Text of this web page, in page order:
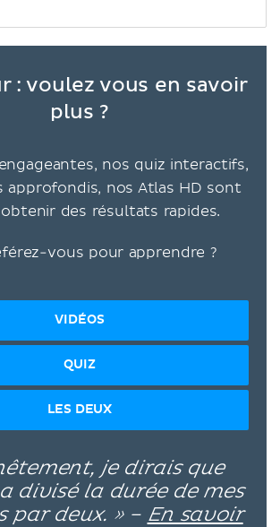
: voulez vous en savoir
plus ?
nos quiz interactifs,
approfondis, nos Atlas HD sont
des résultats rapides.
vous pour apprendre ?
VIDÉOS
QUIZ
LES DEUX
je dirais que
divisé la durée de mes
par deux. » – En savoir